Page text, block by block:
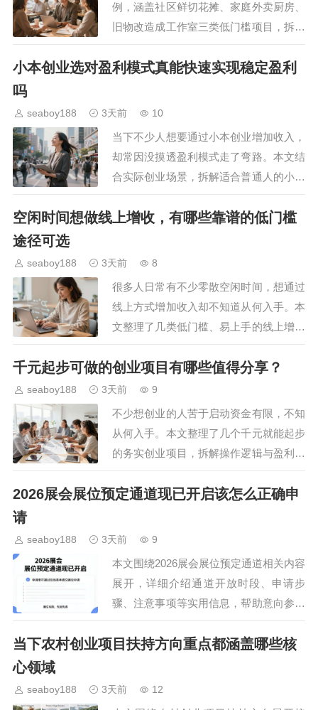
例，涵盖社区鲜切花摊、家庭外卖厨房、
旧物改造成工作室三类低门槛项目，拆解
启动成本、运营技巧与盈利逻辑，为想做
小生意的创业者提供可落地的参考方向。
小本创业选对盈利模式真能快速实现稳定盈利
吗
seaboy188 3天前 10
当下不少人想要通过小本创业增加收入，
却常因没摸透盈利模式走了弯路。本文结
合实际创业场景，拆解适合普通人的小本
创业盈利底层逻辑，梳理可落地的模式类
型，帮创业者避开常见误区，找到适配自
空闲时间想做线上增收，有哪些靠谱的低门槛
途径可选
seaboy188 3天前 8
很多人日常有不少零散空闲时间，想通过
线上方式增加收入却不知道从何入手。本
文整理了几类低门槛、易上手的线上增收
方向，结合不同人的技能基础和时间特点
给出实操建议，帮大家避开常见增收陷
阱，用空闲时间稳妥获得…
千元起步可做的创业项目有哪些值得分享？
seaboy188 3天前 9
不少想创业的人苦于启动资金有限，不知
从何入手。本文整理了几个千元就能起步
的务实创业项目，拆解操作逻辑与盈利空
间，帮助新手快速找到适配自身情况的创
业方向，避开常见的小本创业陷阱，用少
2026展会展位预定通道现已开启该怎么正确申
请
seaboy188 3天前 9
本文围绕2026展会展位预定通道相关内容
展开，详细介绍通道开放时段、申请步
骤、注意事项等实用信息，帮助意向参展
企业快速掌握预定方法，顺利拿下心仪展
位，为参展效果打好基础。…
当下农村创业项目扶持方向重点都涵盖哪些核
心领域
seaboy188 3天前 12